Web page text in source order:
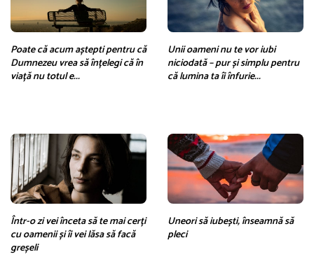
Poate că acum aștepti pentru că
Dumnezeu vrea să înțelegi că în
viață nu totul e...
Unii oameni nu te vor iubi
niciodată – pur și simplu pentru
că lumina ta îi înfurie...
Într-o zi vei înceta să te mai cerți
cu oamenii și îi vei lăsa să facă
greșeli
Uneori să iubești, înseamnă să
pleci